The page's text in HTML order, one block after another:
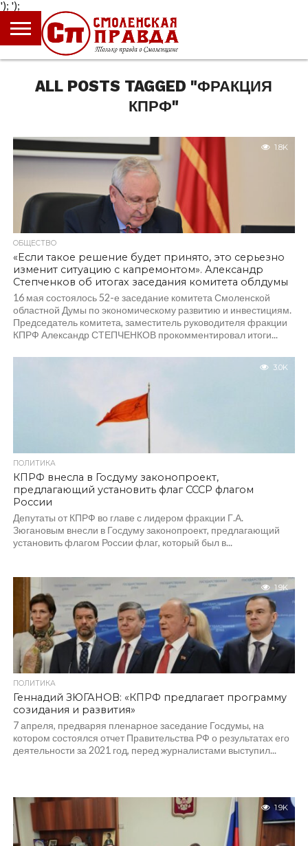
');
ГЛАВНАЯ
НОВОСТИ
ПРОИСШЕСТВИЯ
ПОЛИТИКА
КУЛЬТУРА
ЭКОНОМИКА
ОБЩЕСТВО
БЛОГИ
ALL POSTS TAGGED "ФРАКЦИЯ
КПРФ"
1.8K
ОБЩЕСТВО
«Если такое решение будет принято, это серьезно
изменит ситуацию с капремонтом». Александр
Степченков об итогах заседания комитета облдумы
16 мая состоялось 52-е заседание комитета Смоленской
областной Думы по экономическому развитию и инвестициям.
Председатель комитета, заместитель руководителя фракции
КПРФ Александр СТЕПЧЕНКОВ прокомментировал итоги...
3.0K
ПОЛИТИКА
КПРФ внесла в Госдуму законопроект,
предлагающий установить флаг СССР флагом
России
Депутаты от КПРФ во главе с лидером фракции Г.А.
Зюгановым внесли в Госдуму законопроект, предлагающий
установить флагом России флаг, который был в...
1.9K
ПОЛИТИКА
Геннадий ЗЮГАНОВ: «КПРФ предлагает программу
созидания и развития»
7 апреля, предваряя пленарное заседание Госдумы, на
котором состоялся отчет Правительства РФ о результатах его
деятельности за 2021 год, перед журналистами выступил...
1.9K
');